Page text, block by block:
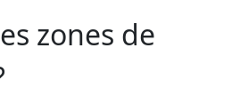
zones de